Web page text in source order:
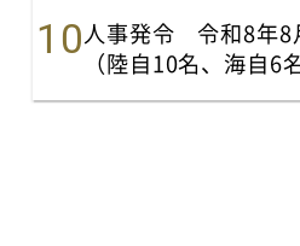
人事発令 令和8年8
（陸自10名、海自6